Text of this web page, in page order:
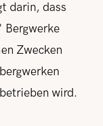
darin, dass
Bergwerke
Zwecken
wird.